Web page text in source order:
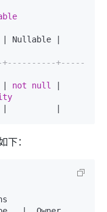
+-----
not null
：